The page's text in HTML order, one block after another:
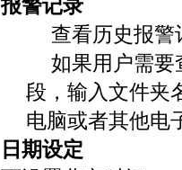
报警记录
查看历史报警
如果用户需要
段，输入文件夹
电脑或者其他电
日期设定